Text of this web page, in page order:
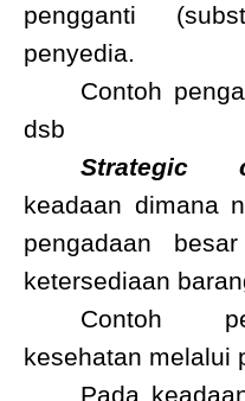
pengganti
penyedia.
Contoh
dsb
Strategic
keadaan dimana
pengadaan
ketersediaan
Contoh
kesehatan melalui
Pada